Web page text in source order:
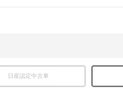
日産認定中古車